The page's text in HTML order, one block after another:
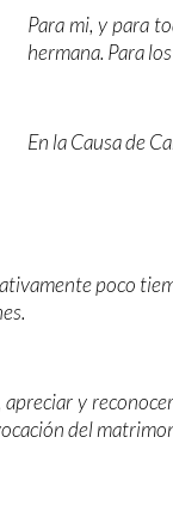
Para mi, y para
hermana. Para
En la Causa de
poco
apreciar y
del